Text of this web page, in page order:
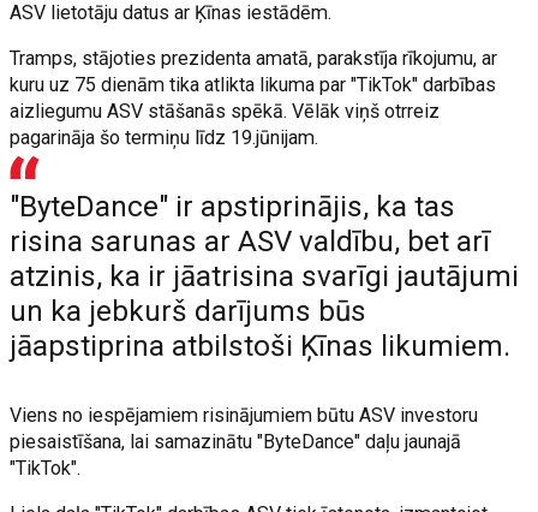
ASV lietotāju datus ar Ķīnas iestādēm.
Tramps, stājoties prezidenta amatā, parakstīja rīkojumu, ar
kuru uz 75 dienām tika atlikta likuma par "TikTok" darbības
aizliegumu ASV stāšanās spēkā. Vēlāk viņš otrreiz
pagarināja šo termiņu līdz 19.jūnijam.
"ByteDance" ir apstiprinājis, ka tas
risina sarunas ar ASV valdību, bet arī
atzinis, ka ir jāatrisina svarīgi jautājumi
un ka jebkurš darījums būs
jāapstiprina atbilstoši Ķīnas likumiem.
Viens no iespējamiem risinājumiem būtu ASV investoru
piesaistīšana, lai samazinātu "ByteDance" daļu jaunajā
"TikTok".